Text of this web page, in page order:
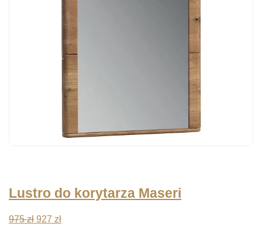
Lustro do korytarza Maseri
975zł Pierwotna
927 złAktualna